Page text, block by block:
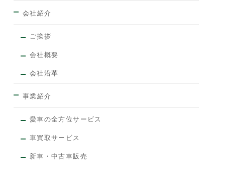
会社紹介
ご挨拶
会社概要
会社沿革
事業紹介
愛車の全方位サービス
車買取サービス
新車・中古車販売